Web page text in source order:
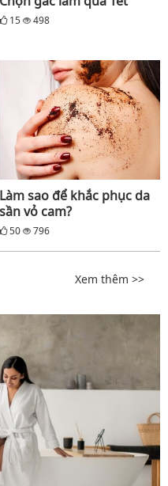
15 498
Làm sao để khắc phục da
sần vỏ cam?
50 796
Xem thêm >>